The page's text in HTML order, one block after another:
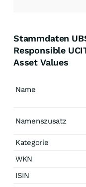
Stammdaten
Responsible
Asset Values
Name
Namenszusatz
Kategorie
WKN
ISIN